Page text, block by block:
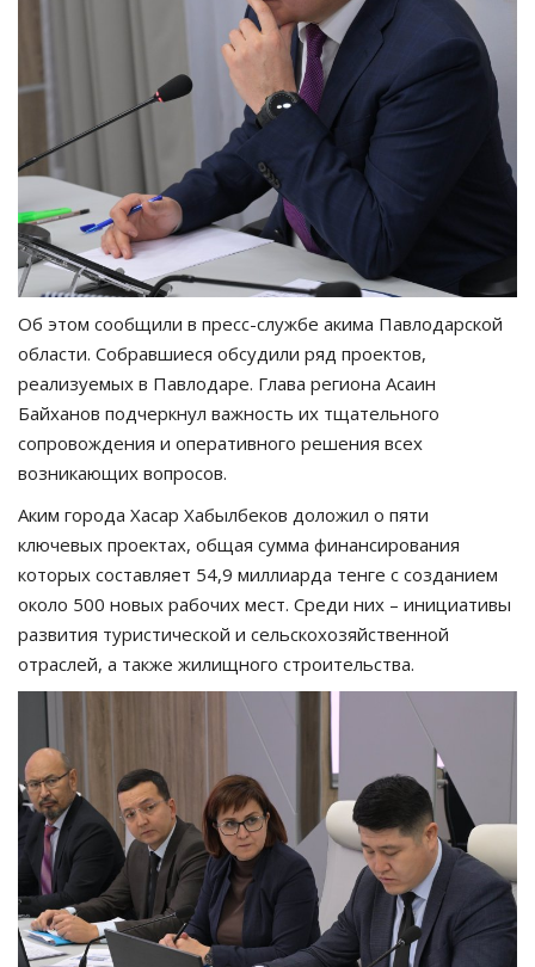
Об этом сообщили в пресс-службе акима Павлодарской
области. Собравшиеся обсудили ряд проектов,
реализуемых в Павлодаре. Глава региона Асаин
Байханов подчеркнул важность их тщательного
сопровождения и оперативного решения всех
возникающих вопросов.
Аким города Хасар Хабылбеков доложил о пяти
ключевых проектах, общая сумма финансирования
которых составляет 54,9 миллиарда тенге с созданием
около 500 новых рабочих мест. Среди них – инициативы
развития туристической и сельскохозяйственной
отраслей, а также жилищного строительства.